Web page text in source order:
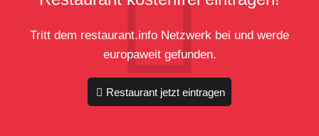
Tritt dem restaurant.info Netzwerk bei und werde
europaweit gefunden.
Restaurant jetzt eintragen